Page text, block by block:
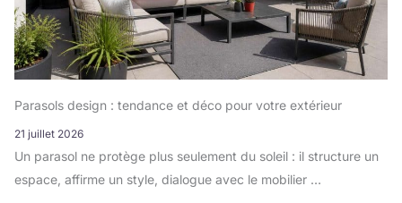
Parasols design : tendance et déco pour votre extérieur
21 juillet 2026
Un parasol ne protège plus seulement du soleil : il structure un
espace, affirme un style, dialogue avec le mobilier …